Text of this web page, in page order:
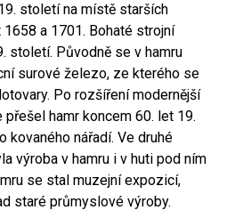
století na místě starších
a 1701. Bohaté strojní
století. Původně se v hamru
surové železo, ze kterého se
Po rozšíření modernější
hamr koncem 60. let 19.
kovaného nářadí. Ve druhé
výroba v hamru i v huti pod ním
se stal muzejní expozicí,
staré průmyslové výroby.